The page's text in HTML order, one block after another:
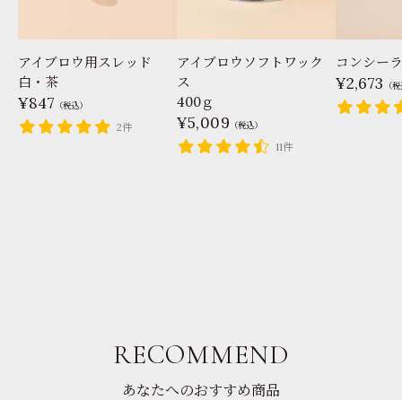
アイブロウ用スレッド
白・茶
847 （税込）
2件
アイブロウソフトワック
ス
400ｇ
5,009 （税込）
11件
コンシー
2,673 （
RECOMMEND
あなたへのおすすめ商品